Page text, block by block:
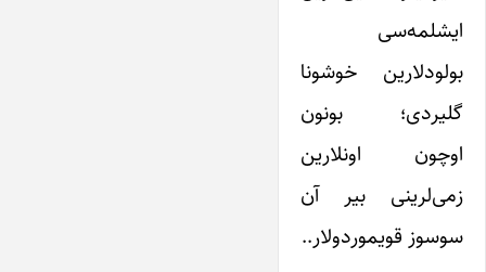
ایشلمه‌سی
بولودلارین خوشونا
گلیردی؛ بونون
اوچون اونلارین
زمی‌لرینی بیر آن
سوسوز قویموردولار..